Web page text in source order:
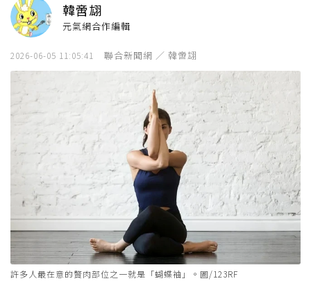
韓啻翃
元氣網合作編輯
2026-06-05 11:05:41 聯合新聞網 ／ 韓啻翃
許多人最在意的贅肉部位之一就是「蝴蝶袖」。圖/123RF